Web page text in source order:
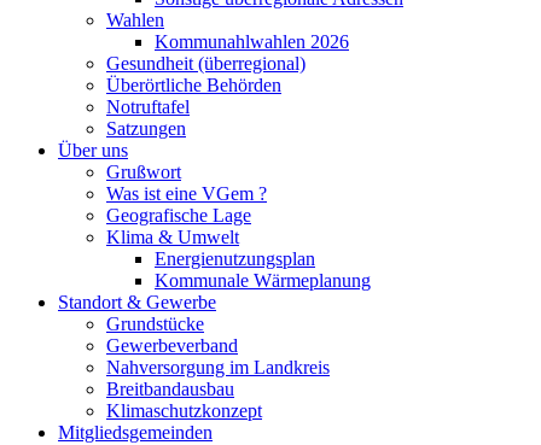
Wahlen
Kommunahlwahlen 2026
Gesundheit (überregional)
Überörtliche Behörden
Notruftafel
Satzungen
Über uns
Grußwort
Was ist eine VGem ?
Geografische Lage
Klima & Umwelt
Energienutzungsplan
Kommunale Wärmeplanung
Standort & Gewerbe
Grundstücke
Gewerbeverband
Nahversorgung im Landkreis
Breitbandausbau
Klimaschutzkonzept
Mitgliedsgemeinden